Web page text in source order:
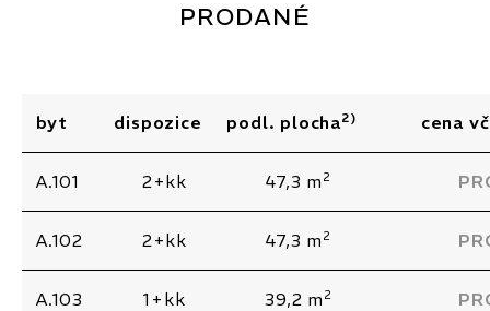
PRODANÉ
byt dispozice podl. plocha2) cena
A.101 2+kk 47,3 m 2
A.102 2+kk 47,3 m 2
A.103 1+kk 39,2 m 2